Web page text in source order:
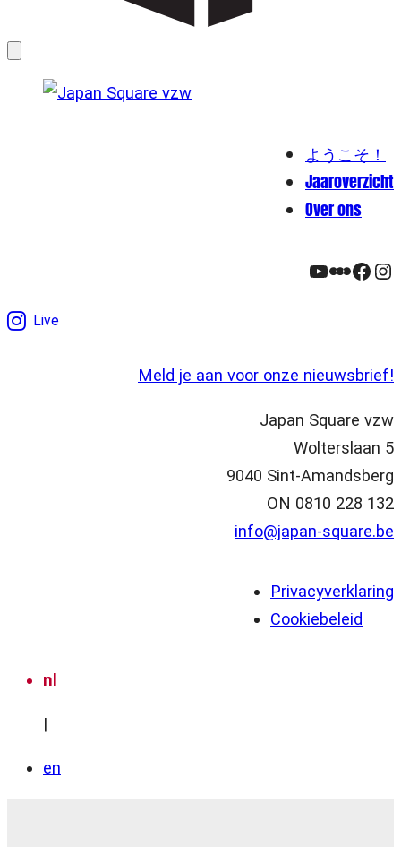
ようこそ！
Jaaroverzicht
Over ons
YouTube
Live
Meld je aan voor onze nieuwsbrief!
Japan Square vzw
Wolterslaan 5
9040 Sint-Amandsberg
ON 0810 228 132
info@japan-square.be
Privacyverklaring
Cookiebeleid
nl
|
en